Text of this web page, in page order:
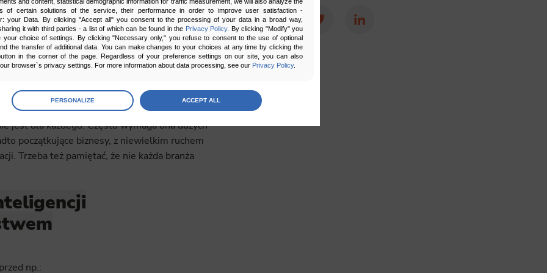
of certain solutions of the service, their performance in order to improve user satisfaction -
your Data. By clicking "Accept all" you consent to the processing of your data in a broad way,
it with third parties - a list of which can be found in the Privacy Policy. By clicking "Modify" you
your choice of settings. By clicking "Necessary only," you refuse to consent to the use of optional
the transfer of additional data. You can make changes to your choices at any time by clicking the
in the corner of the page. Regardless of your preference settings on our site, you can also
browser`s privacy settings. For more information about data processing, see our Privacy Policy.
preferences
PERSONALIZE ACCEPT ALL
Żeby jednak nie było zbyt kolorowo, są też
jest dla każdego. Często wymaga ona dużych
początkujące biznesy, z niewielkim ruchem
Trzeba też pamiętać, że nie każda branża
np.:
Facebook Twitter LinkedIn